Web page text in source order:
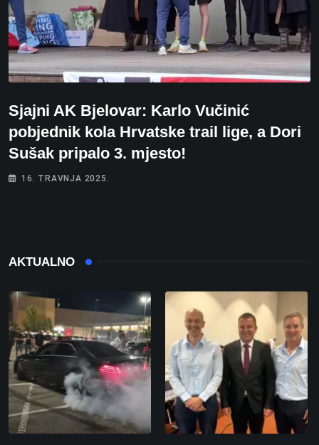
Sjajni AK Bjelovar: Karlo Vučinić
pobjednik kola Hrvatske trail lige, a Dori
Sušak pripalo 3. mjesto!
16. TRAVNJA 2025.
AKTUALNO